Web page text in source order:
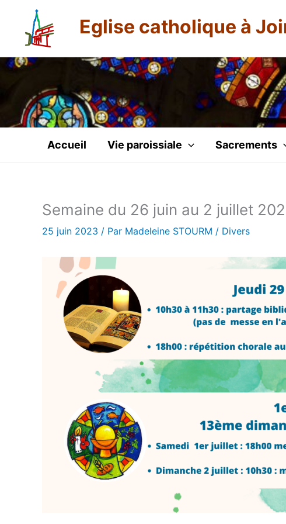
contenu
Eglise catholique à
Accueil Vie paroissiale Sacrements
Semaine du 26 juin au 2 juillet
25 juin 2023 / Par Madeleine STOURM / Divers